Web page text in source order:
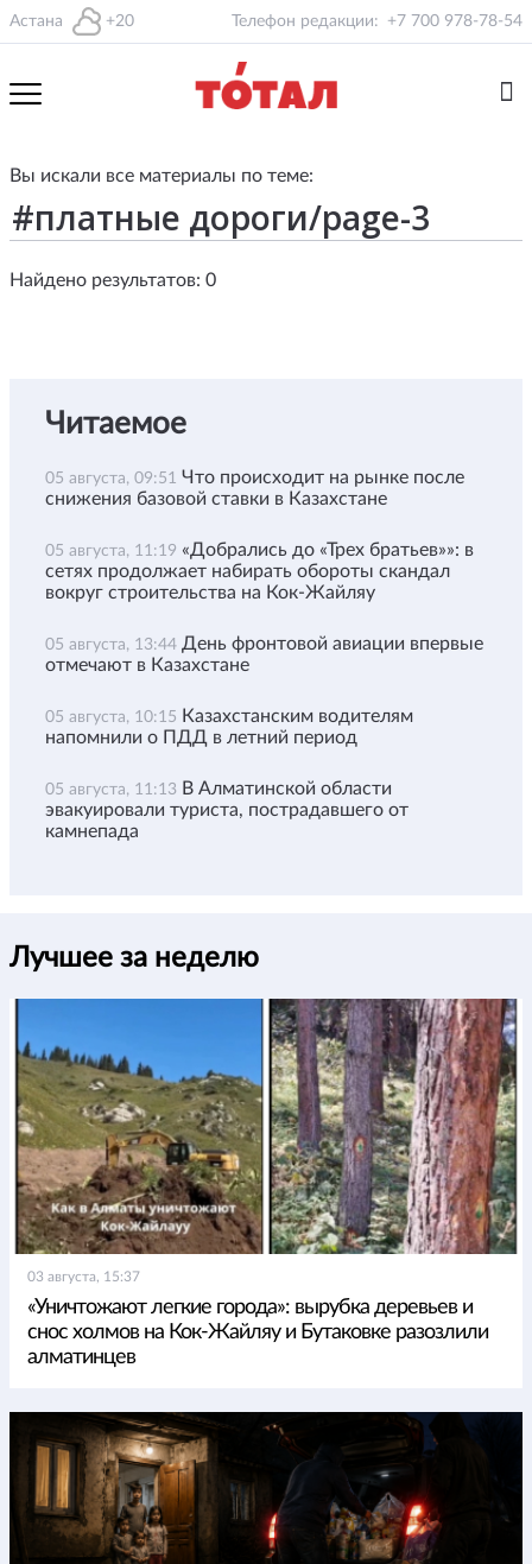
Астана +20 Телефон редакции: +7 700 978-78-54
Вы искали все материалы по теме:
Найдено результатов: 0
Читаемое
05 августа, 09:51 Что происходит на рынке после
снижения базовой ставки в Казахстане
05 августа, 11:19 «Добрались до «Трех братьев»»: в
сетях продолжает набирать обороты скандал
вокруг строительства на Кок-Жайляу
05 августа, 13:44 День фронтовой авиации впервые
отмечают в Казахстане
05 августа, 10:15 Казахстанским водителям
напомнили о ПДД в летний период
05 августа, 11:13 В Алматинской области
эвакуировали туриста, пострадавшего от
камнепада
Лучшее за неделю
03 августа, 15:37
«Уничтожают легкие города»: вырубка деревьев и
снос холмов на Кок-Жайляу и Бутаковке разозлили
алматинцев